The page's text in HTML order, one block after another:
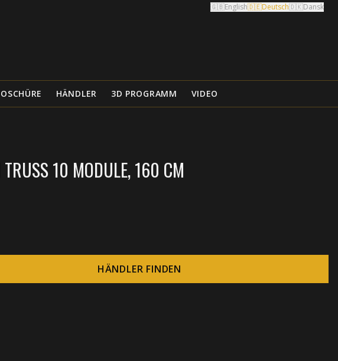
🇬🇧English🇩🇪Deutsch🇩🇰Dansk
HÄNDLER 3D PROGRAMM VIDEO
10 MODULE, 160 CM
HÄNDLER FINDEN